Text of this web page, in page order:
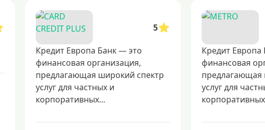
5
Кредит Европа Банк — это
финансовая организация,
предлагающая широкий спектр
услуг для частных и
корпоративных...
Кредит Европа
финансовая
предлагающая
услуг для